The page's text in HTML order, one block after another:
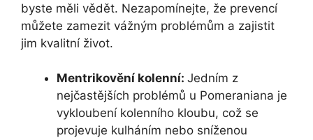
byste měli vědět. Nezapomínejte, že prevencí
můžete zamezit vážným problémům a zajistit
jim kvalitní život.
Mentrikovění kolenní: Jedním z
nejčastějších problémů u Pomeraniana je
vykloubení kolenního kloubu, což se
projevuje kulháním nebo sníženou